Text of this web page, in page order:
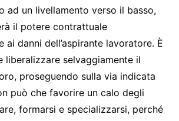
ad un livellamento verso il basso,
il potere contrattuale
ai danni dell’aspirante lavoratore. È
liberalizzare selvaggiamente il
proseguendo sulla via indicata
può che favorire un calo degli
formarsi e specializzarsi, perché